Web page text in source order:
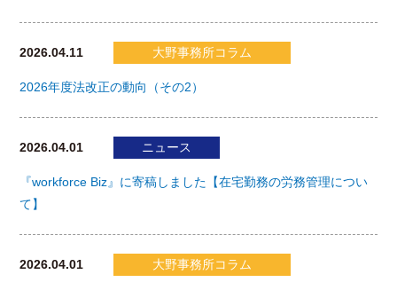
2026.04.11 大野事務所コラム
2026年度法改正の動向（その2）
2026.04.01 ニュース
『workforce Biz』に寄稿しました【在宅勤務の労務管理につい
て】
2026.04.01 大野事務所コラム